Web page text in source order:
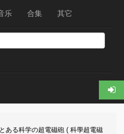
乐 合集 其它
ある科学の超電磁砲 ( 科學超電磁